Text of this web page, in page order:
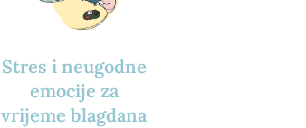
Stres i neugodne
emocije za
vrijeme blagdana